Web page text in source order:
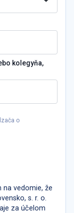
kolegyňa,
o
vedomie, že
s. r. o.
za účelom